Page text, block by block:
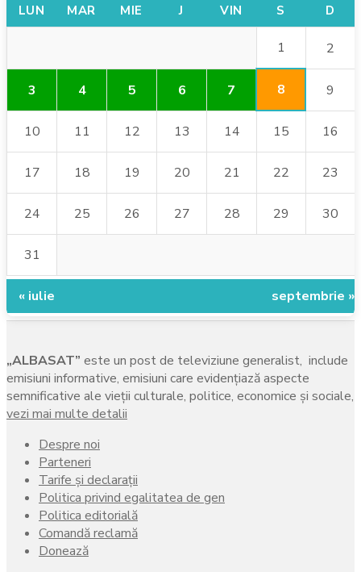
LUN MAR MIE J VIN S D
1 2
3 4 5 6 7 8 9
10 11 12 13 14 15 16
17 18 19 20 21 22 23
24 25 26 27 28 29 30
31
« iulie septembrie »
„ALBASAT” este un post de televiziune generalist, include
emisiuni informative, emisiuni care evidenţiază aspecte
semnificative ale vieţii culturale, politice, economice şi sociale,
vezi mai multe detalii
Despre noi
Parteneri
Tarife și declarații
Politica privind egalitatea de gen
Politica editorială
Comandă reclamă
Donează